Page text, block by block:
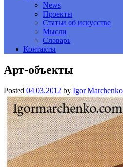
News
Проекты
Статьи об искусстве
Мысли
Словарь
Контакты
Арт-объекты
Posted 04.03.2012 by Igor Marchenko